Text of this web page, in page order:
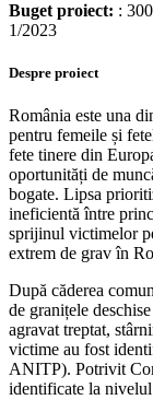
Buget proiect: :
1/2023
Despre proiect
România este una
pentru femeile și
fete tinere din
oportunități de
bogate. Lipsa
ineficientă între
sprijinul victimelor
extrem de grav în
După căderea
de granițele
agravat treptat,
victime au fost
ANITP). Potrivit
identificate la